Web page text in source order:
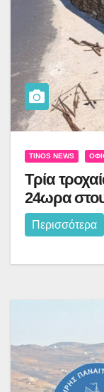
TINOS NEWS
Τρία
24ωρα
Περισσότερα